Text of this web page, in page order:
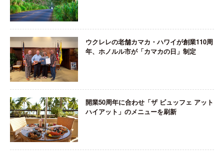
ウクレレの老舗カマカ・ハワイが創業110周
年、ホノルル市が「カマカの日」制定
開業50周年に合わせ「ザ ビュッフェ アット
ハイアット」のメニューを刷新